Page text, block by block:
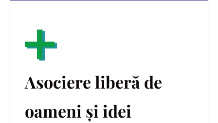
Asociere liberă de
oameni și idei